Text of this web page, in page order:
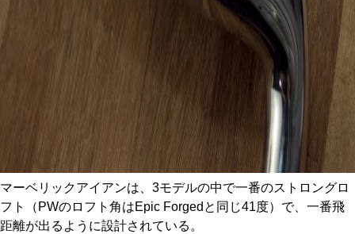
マーベリックアイアンは、3モデルの中で一番のストロングロ
フト（PWのロフト角はEpic Forgedと同じ41度）で、一番飛
距離が出るように設計されている。